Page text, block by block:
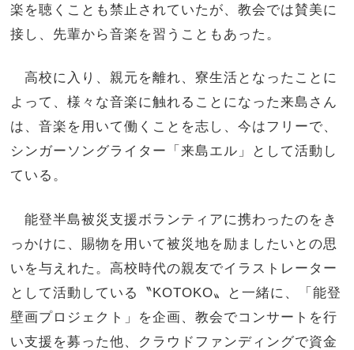
楽を聴くことも禁止されていたが、教会では賛美に
接し、先輩から音楽を習うこともあった。
高校に入り、親元を離れ、寮生活となったことに
よって、様々な音楽に触れることになった来島さん
は、音楽を用いて働くことを志し、今はフリーで、
シンガーソングライター「来島エル」として活動し
ている。
能登半島被災支援ボランティアに携わったのをき
っかけに、賜物を用いて被災地を励ましたいとの思
いを与えれた。高校時代の親友でイラストレーター
として活動している〝KOTOKO〟と一緒に、「能登
壁画プロジェクト」を企画、教会でコンサートを行
い支援を募った他、クラウドファンディングで資金